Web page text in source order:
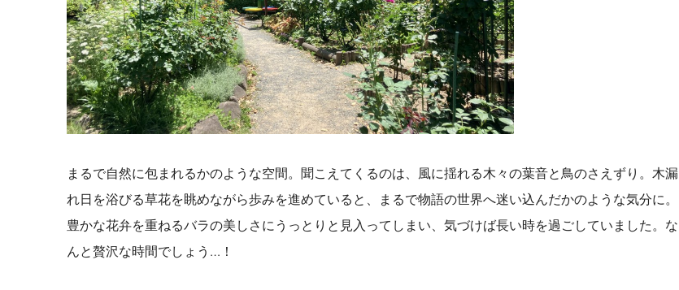
まるで自然に包まれるかのような空間。聞こえてくるのは、風に揺れる木々の葉音と鳥のさえずり。木漏
れ日を浴びる草花を眺めながら歩みを進めていると、まるで物語の世界へ迷い込んだかのような気分に。
豊かな花弁を重ねるバラの美しさにうっとりと見入ってしまい、気づけば長い時を過ごしていました。な
んと贅沢な時間でしょう…！